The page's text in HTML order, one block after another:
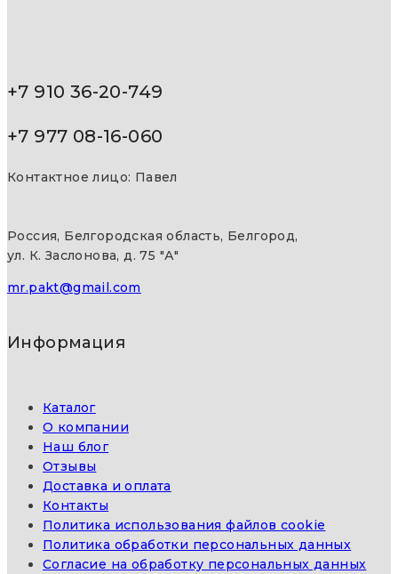
+7 910 36-20-749
+7 977 08-16-060
Контактное лицо: Павел
Россия, Белгородская область, Белгород,
ул. К. Заслонова, д. 75 "А"
mr.pakt@gmail.com
Информация
Каталог
О компании
Наш блог
Отзывы
Доставка и оплата
Контакты
Политика использования файлов cookie
Политика обработки персональных данных
Согласие на обработку персональных данных